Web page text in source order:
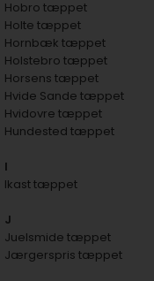
Hobro tæppet
Holte tæppet
Hornbæk tæppet
Holstebro tæppet
Horsens tæppet
Hvide Sande tæppet
Hvidovre tæppet
Hundested tæppet
I
Ikast tæppet
J
Juelsmide tæppet
Jærgerspris tæppet